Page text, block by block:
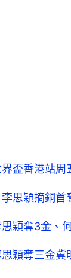
界盃香港站
思穎摘銅
思穎奪3金、
穎奪三金